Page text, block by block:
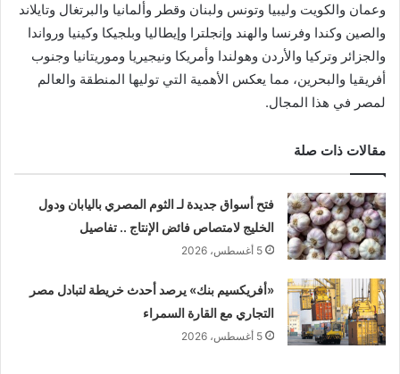
وعمان والكويت وليبيا وتونس ولبنان وقطر وألمانيا والبرتغال وتايلاند
والصين وكندا وفرنسا والهند وإنجلترا وإيطاليا وبلجيكا وكينيا ورواندا
والجزائر وتركيا والأردن وهولندا وأمريكا ونيجيريا وموريتانيا وجنوب
أفريقيا والبحرين، مما يعكس الأهمية التي توليها المنطقة والعالم
لمصر في هذا المجال.
مقالات ذات صلة
فتح أسواق جديدة لـ الثوم المصري باليابان ودول
الخليج لامتصاص فائض الإنتاج .. تفاصيل
5 أغسطس، 2026
«أفريكسيم بنك» يرصد أحدث خريطة لتبادل مصر
التجاري مع القارة السمراء
5 أغسطس، 2026